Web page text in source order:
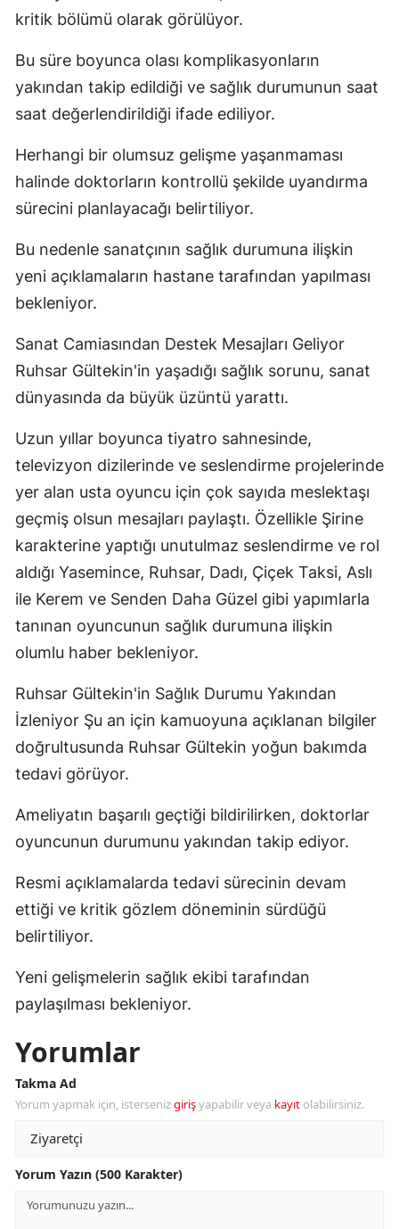
kritik bölümü olarak görülüyor.
Bu süre boyunca olası komplikasyonların
yakından takip edildiği ve sağlık durumunun saat
saat değerlendirildiği ifade ediliyor.
Herhangi bir olumsuz gelişme yaşanmaması
halinde doktorların kontrollü şekilde uyandırma
sürecini planlayacağı belirtiliyor.
Bu nedenle sanatçının sağlık durumuna ilişkin
yeni açıklamaların hastane tarafından yapılması
bekleniyor.
Sanat Camiasından Destek Mesajları Geliyor
Ruhsar Gültekin'in yaşadığı sağlık sorunu, sanat
dünyasında da büyük üzüntü yarattı.
Uzun yıllar boyunca tiyatro sahnesinde,
televizyon dizilerinde ve seslendirme projelerinde
yer alan usta oyuncu için çok sayıda meslektaşı
geçmiş olsun mesajları paylaştı. Özellikle Şirine
karakterine yaptığı unutulmaz seslendirme ve rol
aldığı Yasemince, Ruhsar, Dadı, Çiçek Taksi, Aslı
ile Kerem ve Senden Daha Güzel gibi yapımlarla
tanınan oyuncunun sağlık durumuna ilişkin
olumlu haber bekleniyor.
Ruhsar Gültekin'in Sağlık Durumu Yakından
İzleniyor Şu an için kamuoyuna açıklanan bilgiler
doğrultusunda Ruhsar Gültekin yoğun bakımda
tedavi görüyor.
Ameliyatın başarılı geçtiği bildirilirken, doktorlar
oyuncunun durumunu yakından takip ediyor.
Resmi açıklamalarda tedavi sürecinin devam
ettiği ve kritik gözlem döneminin sürdüğü
belirtiliyor.
Yeni gelişmelerin sağlık ekibi tarafından
paylaşılması bekleniyor.
Yorumlar
Takma Ad
Yorum yapmak için, istersenizgirişyapabilir veya kayıt olabilirsiniz.
Yorum Yazın (500 Karakter)